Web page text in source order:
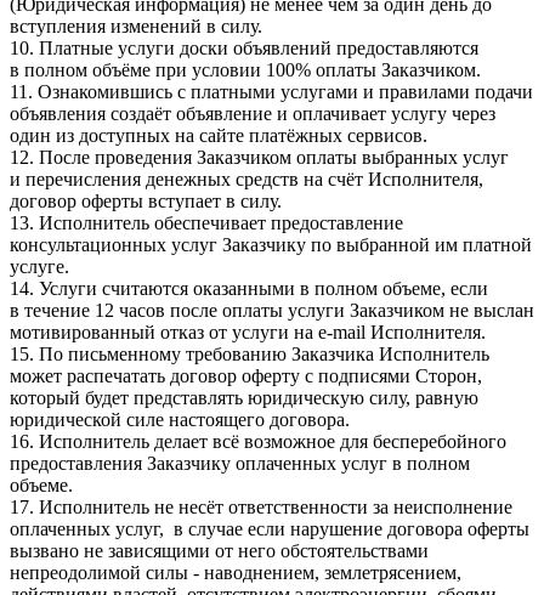
(Юридическая информация) не менее чем за один день до
вступления изменений в силу.
10. Платные услуги доски объявлений предоставляются
в полном объёме при условии 100% оплаты Заказчиком.
11. Ознакомившись с платными услугами и правилами подачи
объявления создаёт объявление и оплачивает услугу через
один из доступных на сайте платёжных сервисов.
12. После проведения Заказчиком оплаты выбранных услуг
и перечисления денежных средств на счёт Исполнителя,
договор оферты вступает в силу.
13. Исполнитель обеспечивает предоставление
консультационных услуг Заказчику по выбранной им платной
услуге.
14. Услуги считаются оказанными в полном объеме, если
в течение 12 часов после оплаты услуги Заказчиком не выслан
мотивированный отказ от услуги на e-mail Исполнителя.
15. По письменному требованию Заказчика Исполнитель
может распечатать договор оферту с подписями Сторон,
который будет представлять юридическую силу, равную
юридической силе настоящего договора.
16. Исполнитель делает всё возможное для бесперебойного
предоставления Заказчику оплаченных услуг в полном
объеме.
17. Исполнитель не несёт ответственности за неисполнение
оплаченных услуг, в случае если нарушение договора оферты
вызвано не зависящими от него обстоятельствами
непреодолимой силы - наводнением, землетрясением,